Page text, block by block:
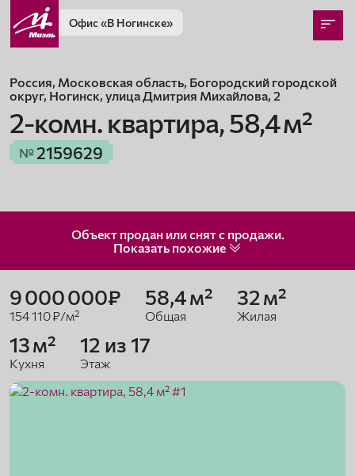
Офис«В Ногинске»
Россия, Московская область, Богородский городской
округ, Ногинск, улица Дмитрия Михайлова, 2
2-комн. квартира,58,4 м²
№ 2159629
Объект продан или снят с продажи.
Показать похожие
9 000 000₽
154 110 ₽/м²
58,4 м²
Общая
32 м²
Жилая
13 м²
Кухня
12 из 17
Этаж